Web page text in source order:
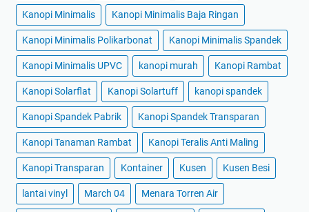
Kanopi Minimalis Kanopi Minimalis Baja Ringan
Kanopi Minimalis Polikarbonat Kanopi Minimalis Spandek
Kanopi Minimalis UPVC kanopi murah Kanopi Rambat
Kanopi Solarflat Kanopi Solartuff kanopi spandek
Kanopi Spandek Pabrik Kanopi Spandek Transparan
Kanopi Tanaman Rambat Kanopi Teralis Anti Maling
Kanopi Transparan Kontainer Kusen Kusen Besi
lantai vinyl March 04 Menara Torren Air